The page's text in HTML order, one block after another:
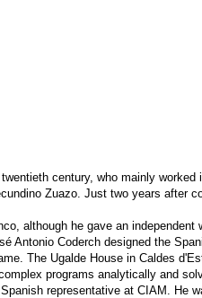
century, who mainly
Zuazo. Just two years after
although he gave an
Antonio Coderch designed the
The Ugalde House in Caldes
programs analytically and
representative at CIAM. He